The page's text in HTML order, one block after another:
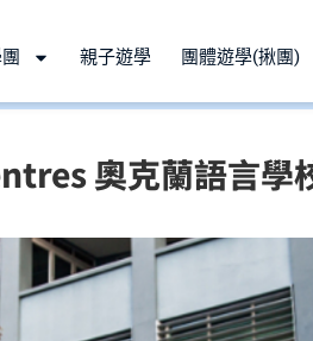
親子遊學 團體遊學(揪團)
奧克蘭語言學